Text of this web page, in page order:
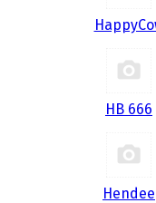
HB 666
Hendee